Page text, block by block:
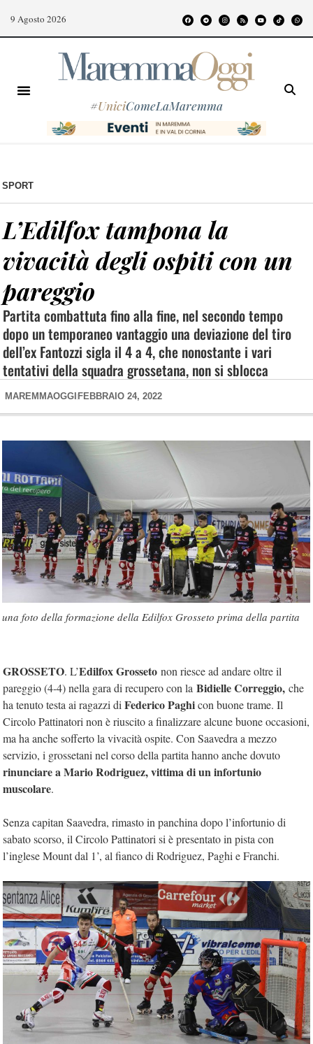
9 Agosto 2026
#UniciComeLaMaremma
SPORT
L’Edilfox tampona la
vivacità degli ospiti con un
pareggio
Partita combattuta fino alla fine, nel secondo tempo
dopo un temporaneo vantaggio una deviazione del tiro
dell’ex Fantozzi sigla il 4 a 4, che nonostante i vari
tentativi della squadra grossetana, non si sblocca
MAREMMAOGGI FEBBRAIO 24, 2022
una foto della formazione della Edilfox Grosseto prima della partita
GROSSETO. L’Edilfox Grosseto non riesce ad andare oltre il
pareggio (4-4) nella gara di recupero con la Bidielle Correggio, che
ha tenuto testa ai ragazzi di Federico Paghicon buone trame. Il
Circolo Pattinatori non è riuscito a finalizzare alcune buone occasioni,
ma ha anche sofferto la vivacità ospite. Con Saavedra a mezzo
servizio, i grossetani nel corso della partita hanno anche dovuto
rinunciare a Mario Rodriguez, vittima di un infortunio
muscolare.
Senza capitan Saavedra, rimasto in panchina dopo l’infortunio di
sabato scorso, il Circolo Pattinatori si è presentato in pista con
l’inglese Mount dal 1’, al fianco di Rodriguez, Paghi e Franchi.